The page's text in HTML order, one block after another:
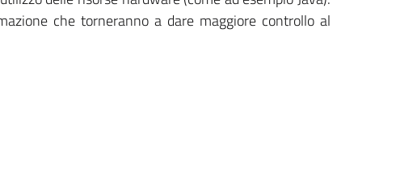
che torneranno a dare maggiore controllo al